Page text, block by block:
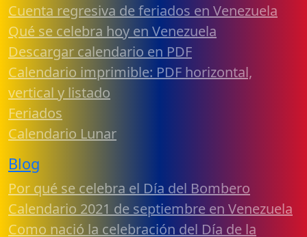
Cuenta regresiva de feriados en Venezuela
Qué se celebra hoy en Venezuela
Descargar calendario en PDF
Calendario imprimible: PDF horizontal,
vertical y listado
Feriados
Calendario Lunar
Blog
Por qué se celebra el Día del Bombero
Calendario 2021 de septiembre en Venezuela
Como nació la celebración del Día de la